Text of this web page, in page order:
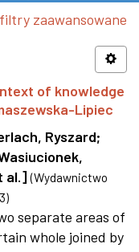
zaawansowane
of knowledge
Lipiec
Ryszard;
al.] (Wydawnictwo
)
separate areas of
whole joined by